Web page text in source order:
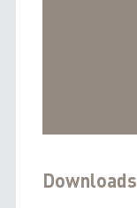
Downloads